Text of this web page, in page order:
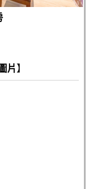
片 】